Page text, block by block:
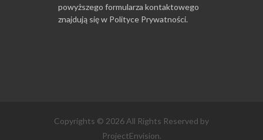
powyższego formularza kontaktowego
znajdują się w Polityce Prywatności.
Copyrights © 2026 All Rights Reserved by
ProjectEnvision.